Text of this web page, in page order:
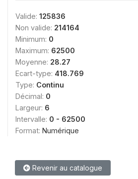
Valide: 125836
Non valide: 214164
Minimum: 0
Maximum: 62500
Moyenne: 28.27
Ecart-type: 418.769
Type: Continu
Décimal: 0
Largeur: 6
Intervalle: 0 - 62500
Format: Numérique
Revenir au catalogue